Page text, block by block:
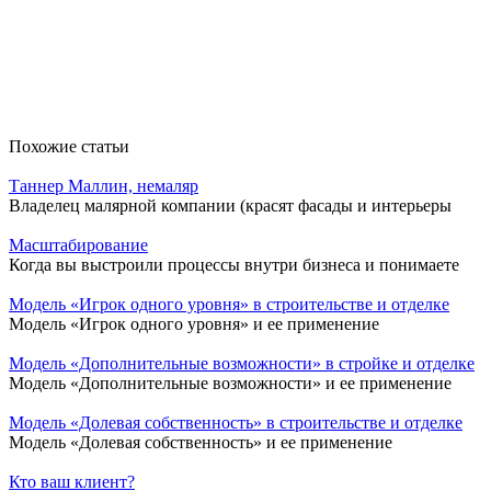
Похожие статьи
Таннер Маллин, немаляр
Владелец малярной компании (красят фасады и интерьеры
Масштабирование
Когда вы выстроили процессы внутри бизнеса и понимаете
Модель «Игрок одного уровня» в строительстве и отделке
Модель «Игрок одного уровня» и ее применение
Модель «Дополнительные возможности» в стройке и отделке
Модель «Дополнительные возможности» и ее применение
Модель «Долевая собственность» в строительстве и отделке
Модель «Долевая собственность» и ее применение
Кто ваш клиент?